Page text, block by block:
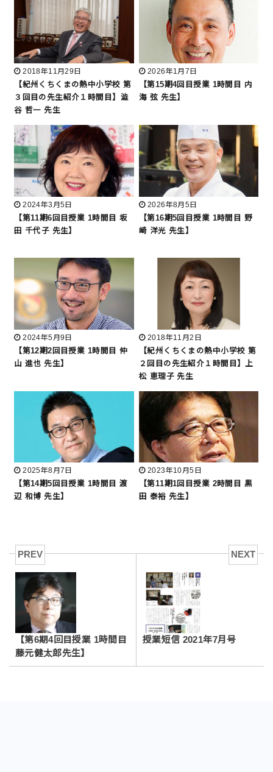
2018年11月29日
【紀州くちくまの熱中小学校 第
３回目の先生紹介１時間目】澁
谷 哲一 先生
2026年1月7日
【第15期4回目授業 1時間目 内
海 弦 先生】
2024年3月5日
【第11期6回目授業 1時間目 坂
田 千代子 先生】
2026年8月5日
【第16期5回目授業 1時間目 野
崎 洋光 先生】
2024年5月9日
【第12期2回目授業 1時間目 仲
山 進也 先生】
2018年11月2日
【紀州くちくまの熱中小学校 第
２回目の先生紹介１時間目】上
松 恵理子 先生
2025年8月7日
【第14期5回目授業 1時間目 渡
辺 和博 先生】
2023年10月5日
【第11期1回目授業 2時間目 黒
田 泰裕 先生】
PREV
【第6期4回目授業 1時間目
藤元健太郎先生】
NEXT
授業短信 2021年7月号